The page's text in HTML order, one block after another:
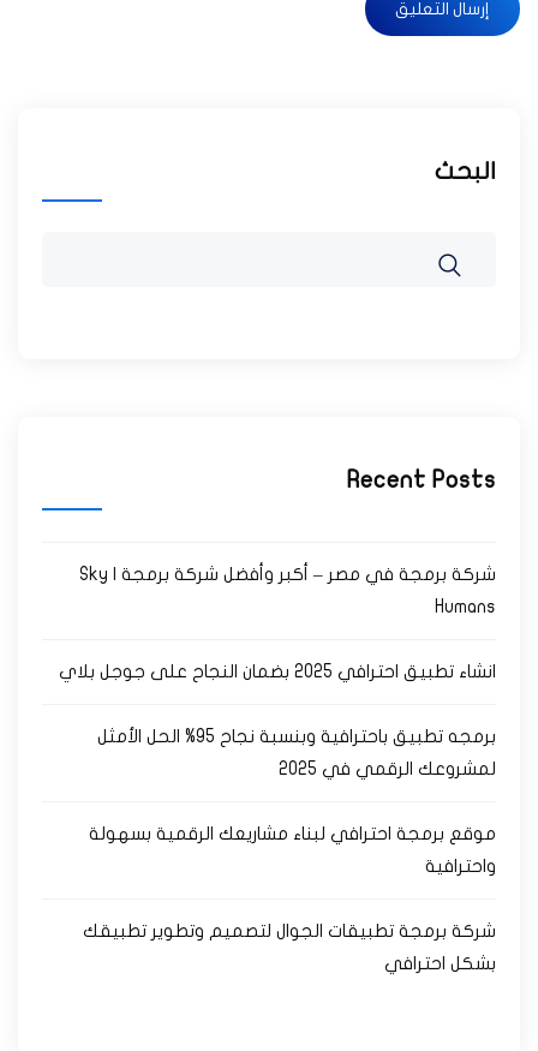
البحث
Recent Posts
شركة برمجة في مصر – أكبر وأفضل شركة برمجة | Sky
Humans
انشاء تطبيق احترافي 2025 بضمان النجاح على جوجل بلاي
برمجه تطبيق باحترافية وبنسبة نجاح 95% الحل الأمثل
لمشروعك الرقمي في 2025
موقع برمجة احترافي لبناء مشاريعك الرقمية بسهولة
واحترافية
شركة برمجة تطبيقات الجوال لتصميم وتطوير تطبيقك
بشكل احترافي